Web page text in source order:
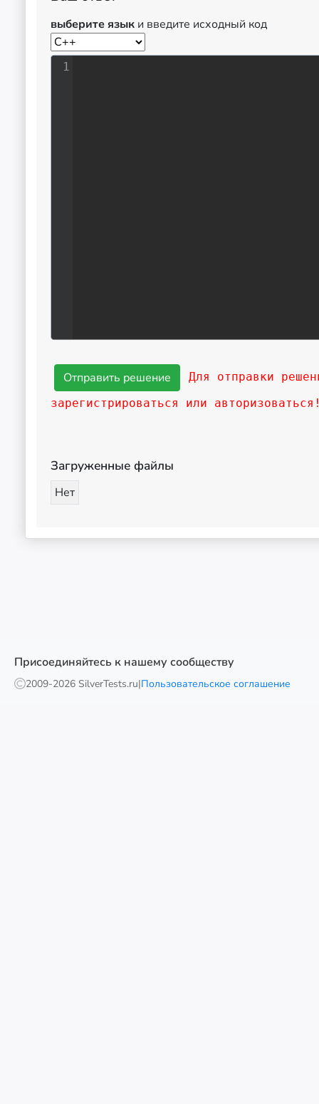
выберите язык и введите исходный код
1
Для отправки
зарегистрироваться или
Загруженные файлы
Нет
Присоединяйтесь к нашему сообществу
2009-2026 SilverTests.ru|Пользовательское соглашение